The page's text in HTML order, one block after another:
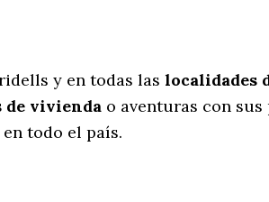
y en todas las localidades
de vivienda o aventuras con sus
todo el país.